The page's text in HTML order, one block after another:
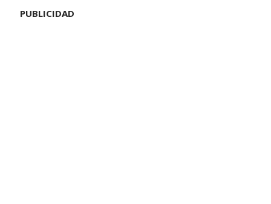
PUBLICIDAD